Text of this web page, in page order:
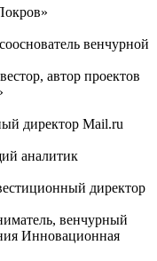
венчурной
автор проектов
директор Mail.ru
аналитик
директор
венчурный
Инновационная